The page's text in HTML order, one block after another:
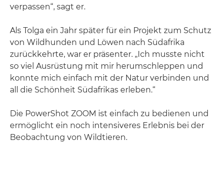
verpassen“, sagt er.
Als Tolga ein Jahr später für ein Projekt zum Schutz
von Wildhunden und Löwen nach Südafrika
zurückkehrte, war er präsenter. „Ich musste nicht
so viel Ausrüstung mit mir herumschleppen und
konnte mich einfach mit der Natur verbinden und
all die Schönheit Südafrikas erleben.“
Die PowerShot ZOOM ist einfach zu bedienen und
ermöglicht ein noch intensiveres Erlebnis bei der
Beobachtung von Wildtieren.